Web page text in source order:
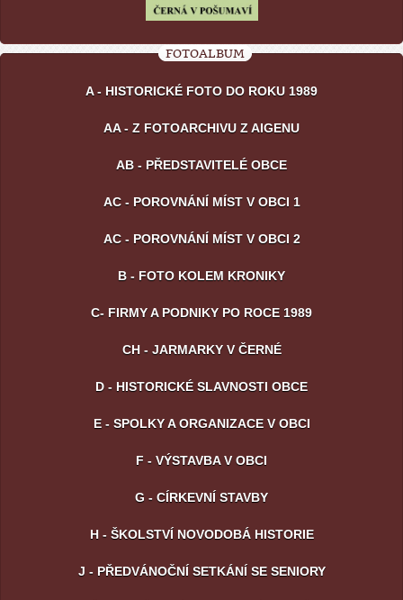
FOTOALBUM
A - HISTORICKÉ FOTO DO ROKU 1989
AA - Z FOTOARCHIVU Z AIGENU
AB - PŘEDSTAVITELÉ OBCE
AC - POROVNÁNÍ MÍST V OBCI 1
AC - POROVNÁNÍ MÍST V OBCI 2
B - FOTO KOLEM KRONIKY
C- FIRMY A PODNIKY PO ROCE 1989
CH - JARMARKY V ČERNÉ
D - HISTORICKÉ SLAVNOSTI OBCE
E - SPOLKY A ORGANIZACE V OBCI
F - VÝSTAVBA V OBCI
G - CÍRKEVNÍ STAVBY
H - ŠKOLSTVÍ NOVODOBÁ HISTORIE
J - PŘEDVÁNOČNÍ SETKÁNÍ SE SENIORY